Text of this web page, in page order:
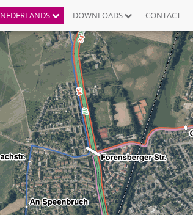
NEDERLANDS DOWNLOADS CONTACT